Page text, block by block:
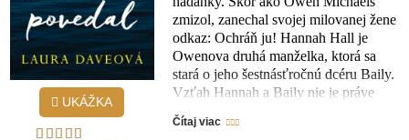
UKÁŽKA
zmizol, zanechal svojej milovanej žene
odkaz: Ochráň ju! Hannah Hall je
Owenova druhá manželka, ktorá sa
stará o jeho šestnásťročnú dcéru Baily.
Vzťah Hannah a Baily nie je práve
o vlastnú matku, macochu nikdy
Čítaj viac